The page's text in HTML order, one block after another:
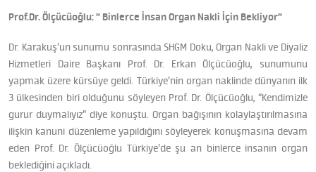
Prof.Dr. Ölçücüoğlu: ” Binlerce İnsan Organ Nakli İçin Bekliyor”
Dr. Karakuş’un sunumu sonrasında SHGM Doku, Organ Nakli ve Diyaliz
Hizmetleri Daire Başkanı Prof. Dr. Erkan Ölçücüoğlu, sunumunu
yapmak üzere kürsüye geldi. Türkiye’nin organ naklinde dünyanın ilk
3 ülkesinden biri olduğunu söyleyen Prof. Dr. Ölçücüoğlu, “Kendimizle
gurur duymalıyız” diye konuştu. Organ bağışının kolaylaştırılmasına
ilişkin kanuni düzenleme yapıldığını söyleyerek konuşmasına devam
eden Prof. Dr. Ölçücüoğlu Türkiye’de şu an binlerce insanın organ
beklediğini açıkladı.